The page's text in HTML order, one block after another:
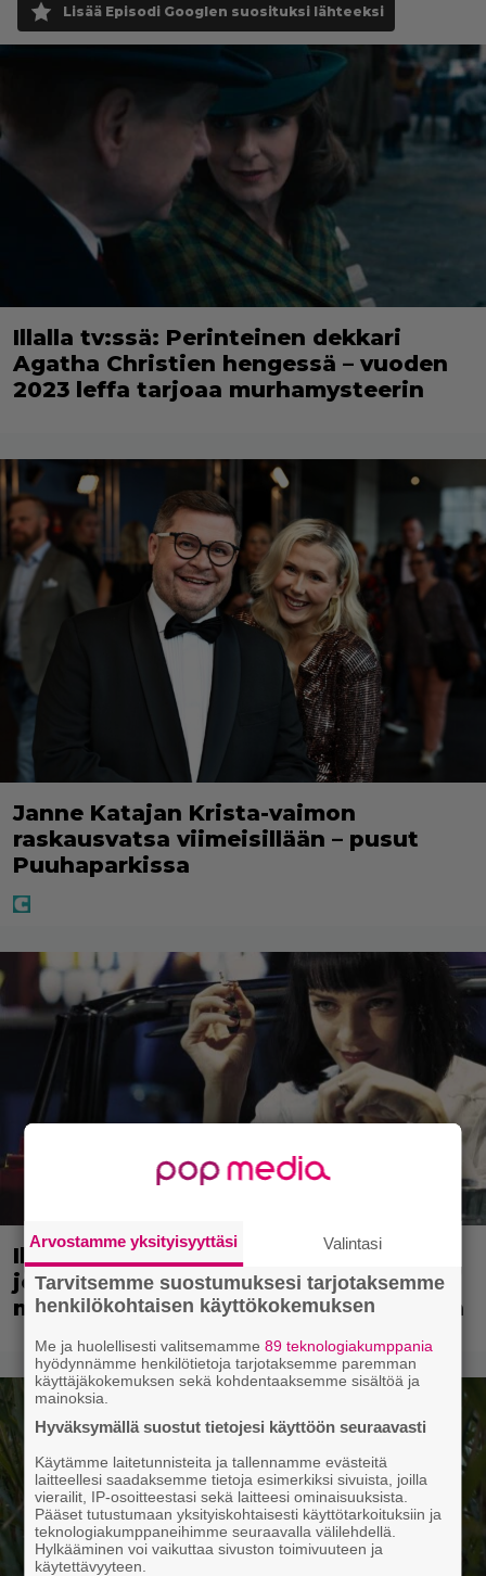
Lisää Episodi Googlen suosituksi lähteeksi
Illalla tv:ssä: Perinteinen dekkari
Agatha Christien hengessä – vuoden
2023 leffa tarjoaa murhamysteerin
Janne Katajan Krista-vaimon
raskausvatsa viimeisillään – pusut
Puuhaparkissa
Illalla tv:ssä: 90-luvun rikoselokuva
joka ei vanhene koskaan – rönsyilevä
mestariteos kestää aikaa ja kulutusta
Arvostamme yksityisyyttäsi Valintasi
Tarvitsemme suostumuksesi tarjotaksemme
henkilökohtaisen käyttökokemuksen
Me ja huolellisesti valitsemamme89 teknologiakumppania
hyödynnämme henkilötietoja tarjotaksemme paremman
käyttäjäkokemuksen sekä kohdentaaksemme sisältöä ja
mainoksia.
Hyväksymällä suostut tietojesi käyttöön seuraavasti
Käytämme laitetunnisteita ja tallennamme evästeitä
laitteellesi saadaksemme tietoja esimerkiksi sivuista, joilla
vierailit, IP-osoitteestasi sekä laitteesi ominaisuuksista.
Pääset tutustumaan yksityiskohtaisesti käyttötarkoituksiin ja
teknologiakumppaneihimme seuraavalla välilehdellä.
Hylkääminen voi vaikuttaa sivuston toimivuuteen ja
käytettävyyteen.